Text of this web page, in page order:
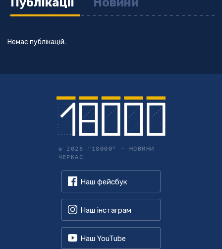
Немає публікацій.
© 2026 "18000" – НОВИНИ
ЧЕРКАС
Наш фейсбук
Наш інстаграм
Наш YouTube